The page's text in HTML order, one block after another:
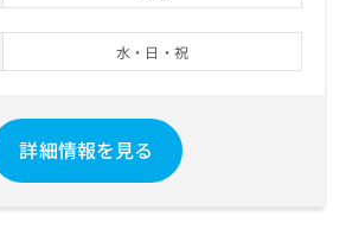
水・日・祝
詳細情報を見る